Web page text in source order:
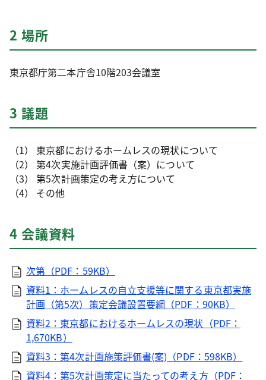
2 場所
東京都庁第二本庁舎10階203会議室
3 議題
（1） 東京都におけるホームレスの現状について
（2） 第4次実施計画評価書（案）について
（3） 第5次計画策定の考え方について
（4） その他
4 会議資料
次第（PDF：59KB）
資料1：ホームレスの自立支援等に関する東京都実施
計画（第5次）策定会議設置要綱（PDF：90KB）
資料2：東京都におけるホームレスの現状（PDF：
1,670KB）
資料3：第4次計画施策評価書(案)（PDF：598KB）
資料4：第5次計画策定に当たっての考え方（PDF：